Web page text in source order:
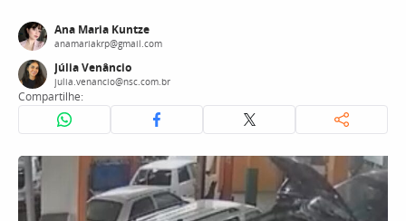
Ana Maria Kuntze
anamariakrp@gmail.com
Júlia Venâncio
julia.venancio@nsc.com.br
Compartilhe: